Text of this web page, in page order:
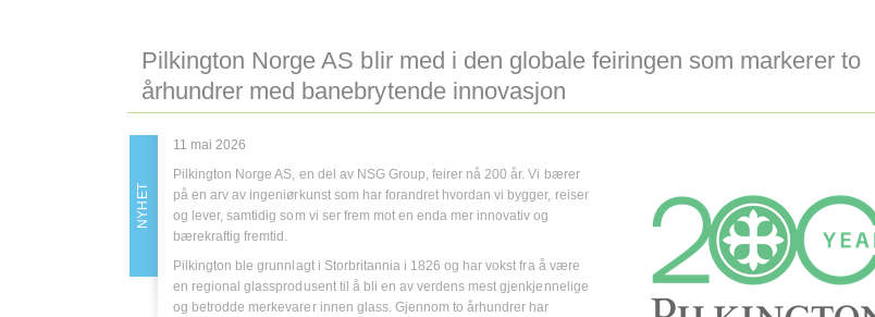
Pilkington Norge AS blir med i den globale feiringen som markerer to
århundrer med banebrytende innovasjon
NYHET
11 mai 2026
Pilkington Norge AS, en del av NSG Group, feirer nå 200 år. Vi bærer
på en arv av ingeniørkunst som har forandret hvordan vi bygger, reiser
og lever, samtidig som vi ser frem mot en enda mer innovativ og
bærekraftig fremtid.
Pilkington ble grunnlagt i Storbritannia i 1826 og har vokst fra å være
en regional glassprodusent til å bli en av verdens mest gjenkjennelige
og betrodde merkevarer innen glass. Gjennom to århundrer har